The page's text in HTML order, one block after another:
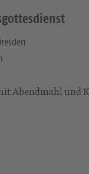
Abendmahl und